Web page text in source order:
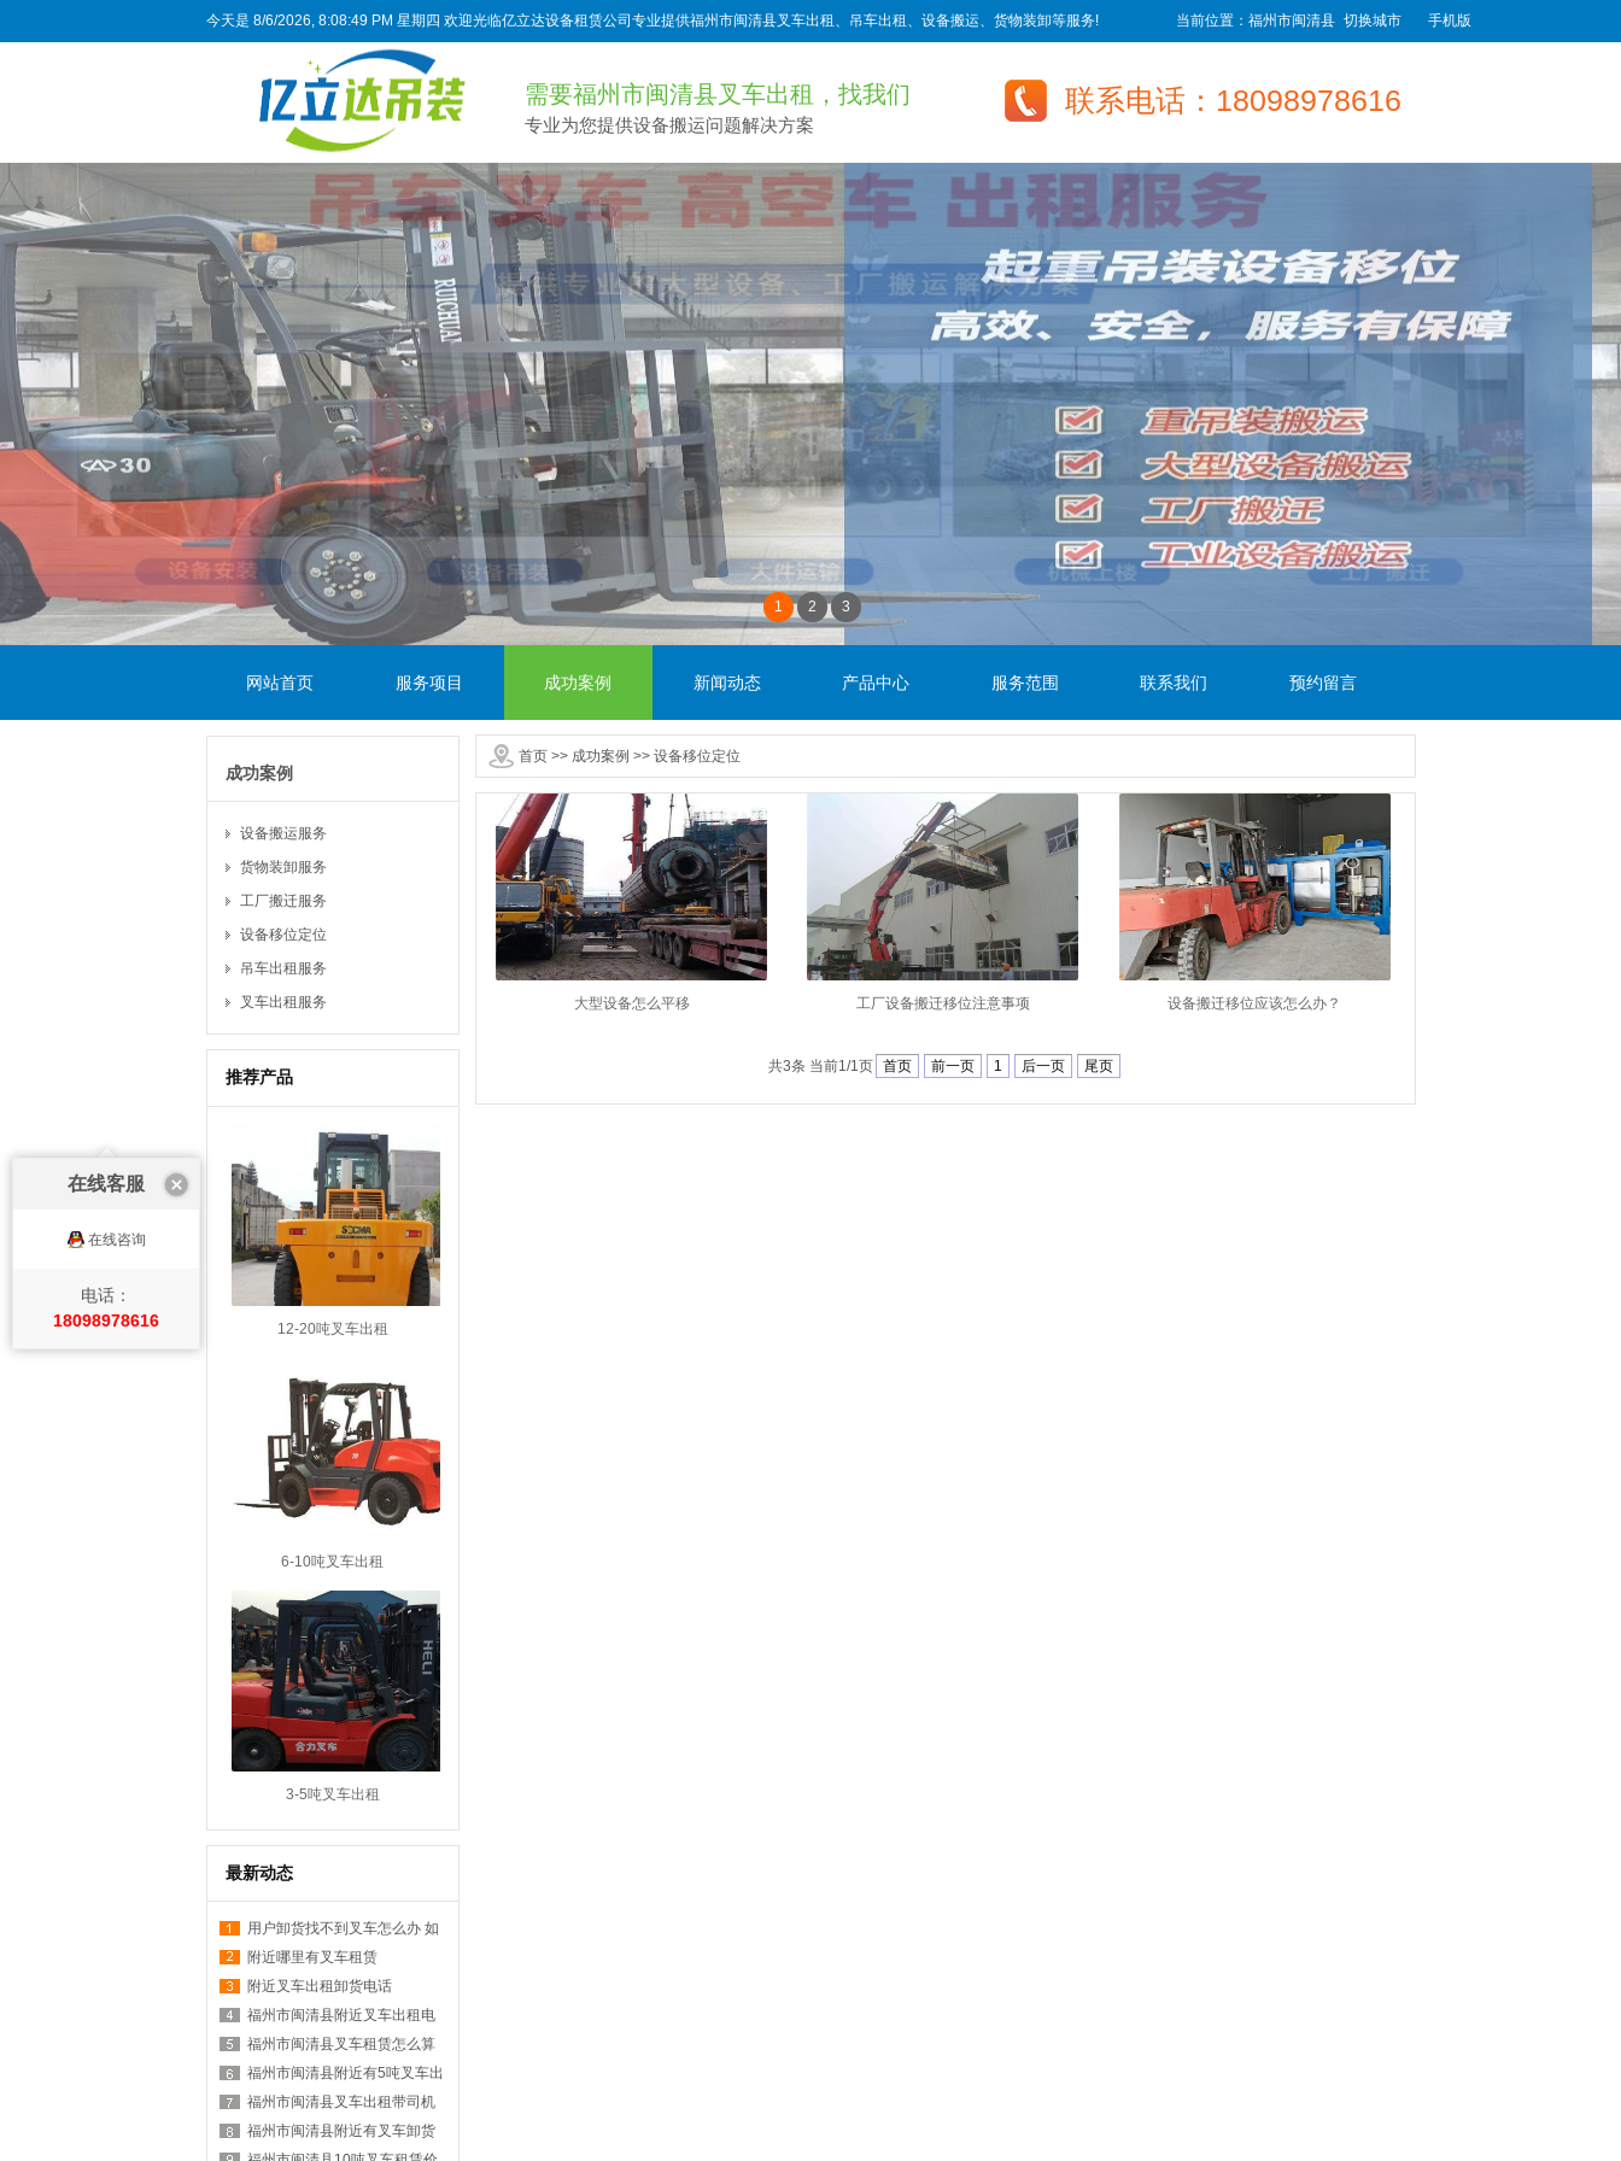
今天是 8/6/2026, 8:08:50 PM 星期四 欢迎光临亿立达设备租赁公司专业提供福州市闽清县叉车出租、吊车出租、设备搬运、货物装卸等服务! 当前位置：福州市闽清县 切换城市 手机版
需要福州市闽清县叉车出租，找我们
专业为您提供设备搬运问题解决方案
联系电话：18098978616
1 2 3
网站首页 服务项目 成功案例 新闻动态 产品中心 服务范围 联系我们 预约留言
首页>> 成功案例 >> 设备移位定位
成功案例
设备搬运服务
货物装卸服务
工厂搬迁服务
设备移位定位
吊车出租服务
叉车出租服务
推荐产品
12-20吨叉车出租
6-10吨叉车出租
3-5吨叉车出租
最新动态
用户卸货找不到叉车怎么办 如
何在附近找叉车
附近哪里有叉车租赁
附近叉车出租卸货电话
福州市闽清县附近叉车出租电
话是多少？
福州市闽清县叉车租赁怎么算
台班？
福州市闽清县附近有5吨叉车出
租吗？
福州市闽清县叉车出租带司机
价格？
福州市闽清县附近有叉车卸货
大型设备怎么平移 工厂设备搬迁移位注意事项 设备搬迁移位应该怎么办？
共3条 当前1/1页 首页 前一页 1 后一页 尾页
在线客服
在线咨询
电话：
18098978616